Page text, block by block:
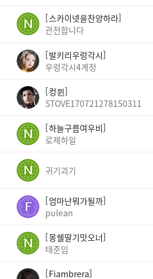
스카이넷을찬양하라
관전합니다
발키리우렁각시
우렁각시4계정
컹쮠
STOVE170721278150311
하늘구름여우비
로제하일
귀기괴기
엄마난뭐가될까
pulean
몽쉘딸기맛오너
태준임
Fiambrera